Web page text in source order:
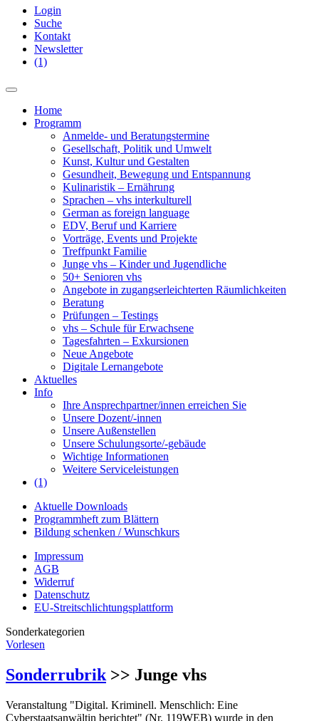
Login
Suche
Kontakt
Newsletter
(1)
Home
Programm
Anmelde- und Beratungstermine
Gesellschaft, Politik und Umwelt
Kunst, Kultur und Gestalten
Gesundheit, Bewegung und Entspannung
Kulinaristik – Ernährung
Sprachen – vhs interkulturell
German as foreign language
EDV, Beruf und Karriere
Vorträge, Events und Projekte
Treffpunkt Familie
Junge vhs – Kinder und Jugendliche
50+ Senioren vhs
Angebote in zugangserleichterten Räumlichkeiten
Beratung
Prüfungen – Testings
vhs – Schule für Erwachsene
Tagesfahrten – Exkursionen
Neue Angebote
Digitale Lernangebote
Aktuelles
Info
Ihre Ansprechpartner/innen erreichen Sie
Unsere Dozent/-innen
Unsere Außenstellen
Unsere Schulungsorte/-gebäude
Wichtige Informationen
Weitere Serviceleistungen
(1)
Aktuelle Downloads
Programmheft zum Blättern
Bildung schenken / Wunschkurs
Impressum
AGB
Widerruf
Datenschutz
EU-Streitschlichtungsplattform
Sonderkategorien
Vorlesen
Sonderrubrik >> Junge vhs
Veranstaltung "Digital. Kriminell. Menschlich: Eine
Cyberstaatsanwältin berichtet" (Nr. 119WEB) wurde in den